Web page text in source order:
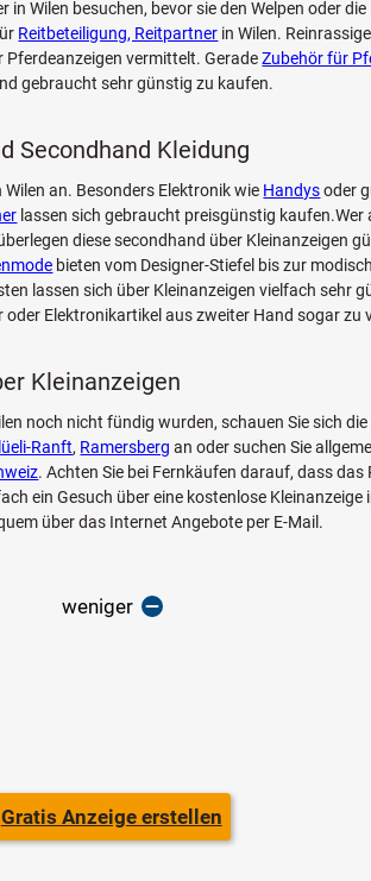
Gratis Anzeige erstellen
in Wilen besuchen, bevor sie den Welpen oder
Reitbeteiligung, Reitpartner in Wilen.
Pferdeanzeigen vermittelt. GeradeZubehör für
gebraucht sehr günstig zu kaufen.
Secondhand Kleidung
an. Besonders Elektronik wie Handysoder
lassen sich gebraucht preisgünstig
diese secondhand über Kleinanzeigen
bieten vom Designer-Stiefel bis zur
lassen sich über Kleinanzeigen vielfach sehr
oder Elektronikartikel aus zweiter Hand sogar zu
Kleinanzeigen
noch nicht fündig wurden, schauen Sie sich
Ranft, Ramersberg an oder suchen Sie
. Achten Sie bei Fernkäufen darauf, dass das
ein Gesuch über eine kostenlose Kleinanzeige
über das Internet Angebote per E-Mail.
weniger